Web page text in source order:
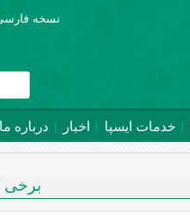
نسخه
درباره ما اخبار خدمات ایسپا
برخی